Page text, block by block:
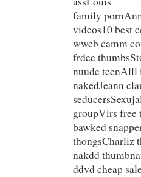
family
videos10 best
wweb camm
frdee
nuude teenAlll
nakedJeann
groupVirs free
bawked
thongsCharliz
nakdd
ddvd cheap